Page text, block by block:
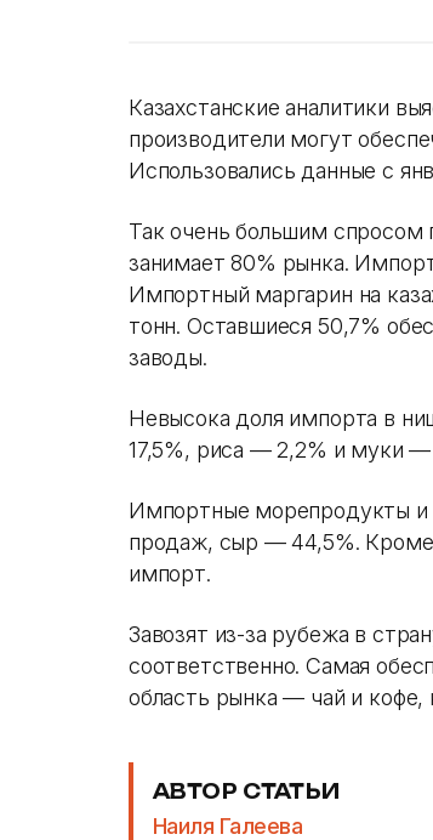
Казахстанские аналитики
производители могут
Использовались данные с
Так очень большим спросом
занимает 80% рынка.
Импортный маргарин на
тонн. Оставшиеся 50,7%
заводы.
Невысока доля импорта в
17,5%, риса — 2,2% и муки —
Импортные морепродукты и
продаж, сыр — 44,5%. Кроме
импорт.
Завозят из-за рубежа в
соответственно. Самая
область рынка — чай и
АВТОР СТАТЬИ
Наиля Галеева